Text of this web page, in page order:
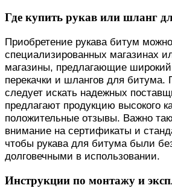
Где купить рукав или шланг
Приобретение рукава битум
специализированных магазинах
магазины, предлагающие
перекачки и шлангов для битума.
следует искать надежных
предлагают продукцию высокого
положительные отзывы. Важно
внимание на сертификаты и
чтобы рукава для битума были
долговечными в использовании.
Инструкции по монтажу и